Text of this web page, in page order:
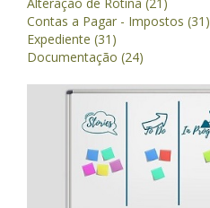
Contas a Pagar - Impostos (31)
Expediente (31)
Documentação (24)